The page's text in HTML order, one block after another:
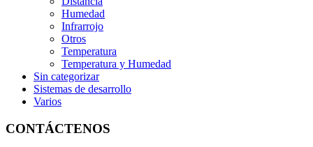
Humedad
Infrarrojo
Otros
Temperatura
Temperatura y Humedad
Sin categorizar
Sistemas de desarrollo
Varios
CONTÁCTENOS